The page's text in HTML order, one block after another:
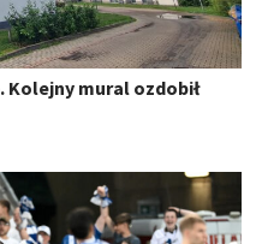
Kolejny mural ozdobił